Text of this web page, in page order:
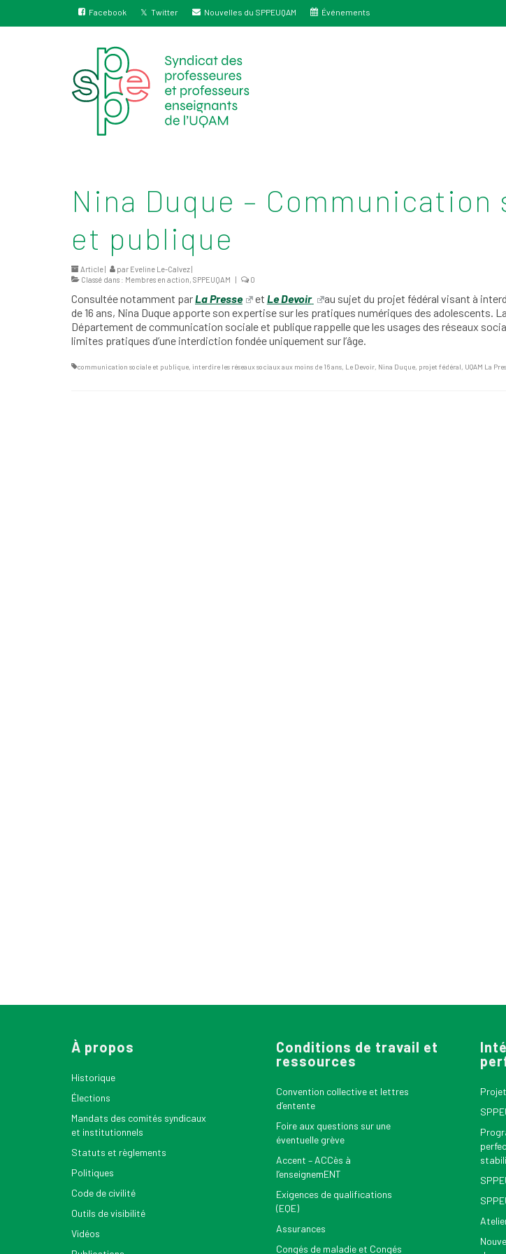
Facebook Twitter Nouvelles du SPPEUQAM Événements
Nina Duque – Communication
et publique
Article | par Eveline Le-Calvez|
Classé dans : Membres en action, SPPEUQAM | 0
Consultée notamment parLa Presse et Le Devoir
au sujet du projet fédéral visant à
de 16 ans, Nina Duque apporte son expertise sur les pratiques numériques des adolescents.
Département de communication sociale et publique rappelle que les usages des réseaux
limites pratiques d’une interdiction fondée uniquement sur l’âge.
communication sociale et publique, interdire les réseaux sociaux aux moins de 16 ans, Le Devoir, Nina Duque, projet fédéral, UQAM La
À propos
Historique
Élections
Mandats des comités syndicaux
et institutionnels
Statuts et règlements
Politiques
Code de civilité
Outils de visibilité
Vidéos
Conditions de travail et
ressources
Convention collective et lettres
d’entente
Foire aux questions sur une
éventuelle grève
Accent – ACCès à
l’enseignemENT
Exigences de qualifications
(EQE)
Assurances
Congés de maladie et Congés